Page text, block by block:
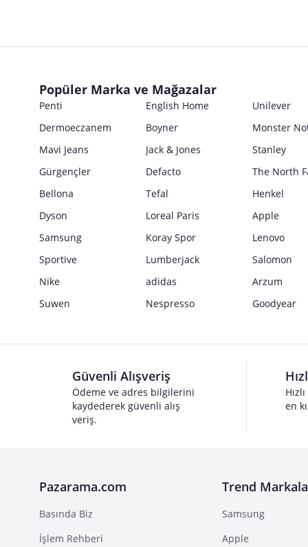
Posta Adresi
Marka
E Posta Adresi
Satıcı bilgi girişi yapmamıştır.
Satıcı bilgi girişi yapmamıştır.
Popüler Marka ve Mağazalar
Penti English Home
Unilever
Dermoeczanem
Boyner
Monster
Mavi Jeans
Jack & Jones
Stanley
Gürgençler
Defacto
The North
Bellona
Tefal
Henkel
Dyson
Loreal Paris
Apple
Samsung
Koray Spor
Lenovo
Sportive
Lumberjack
Salomon
Nike
adidas
Arzum
Suwen
Nespresso Goodyear
Güvenli Alışveriş
Ödeme ve adres bilgilerini
kaydederek güvenli alış
veriş.
en
Pazarama.com
Basında Biz
İşlem Rehberi
Trend
Samsung
Apple